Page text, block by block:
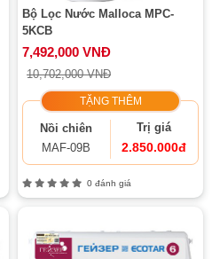
Bộ Lọc Nước Malloca MPC-
5KCB
7,492,000 VNĐ
10,702,000 VNĐ
TẶNG THÊM
Nồi chiên
MAF-09B
Trị giá
2.850.000đ
0 đánh giá